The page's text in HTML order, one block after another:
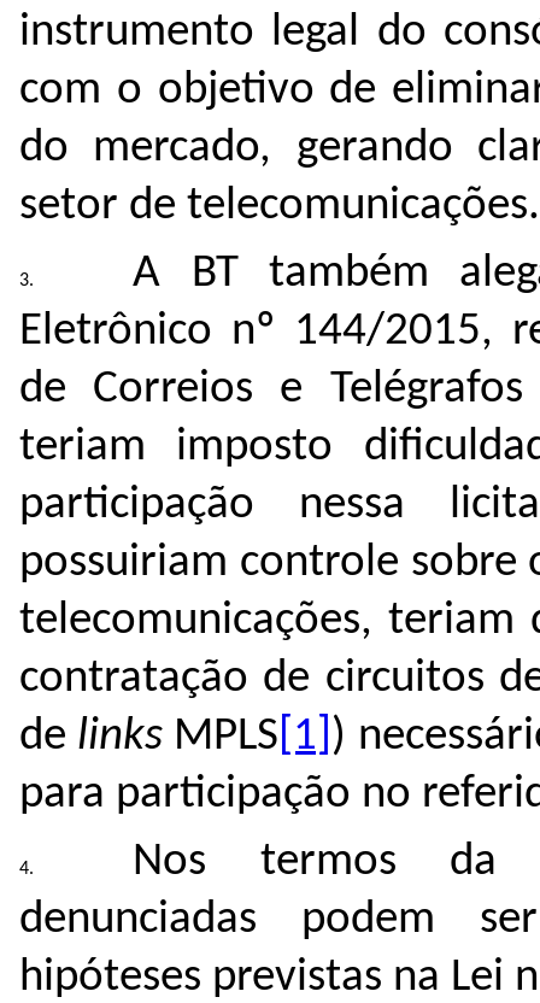
instrumento legal do
com o objetivo de
do mercado, gerando
setor de telecomunicações.
A BT também
Eletrônico nº 144/2015,
de Correios e Telégrafos
teriam imposto
participação nessa
possuiriam controle sobre
telecomunicações, teriam
contratação de circuitos
de links MPLS [1] )
para participação no
Nos termos da
denunciadas podem
hipóteses previstas na Lei